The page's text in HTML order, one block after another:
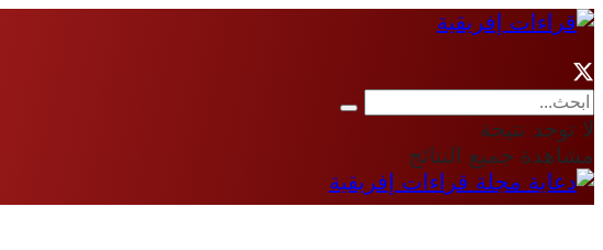
لا توجد نتيجة
مشاهدة جميع النتائج